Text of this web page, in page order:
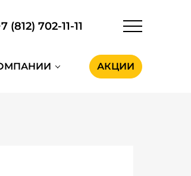
(812) 702-11-11
АКЦИИ